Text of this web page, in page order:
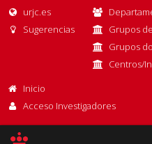
urjc.es
Sugerencias
Grupos
Grupos
Centros/
Inicio
Acceso Investigadores